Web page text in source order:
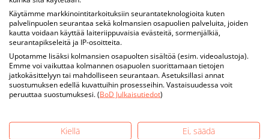
Käytämme markkinointitarkoituksiin seurantateknologioita kuten
palvelinpuolen seurantaa sekä kolmansien osapuolien palveluita, joiden
kautta voidaan käyttää laiteriippuvaisia evästeitä, sormenjälkiä,
seurantapikseleitä ja IP-osoitteita.
Upotamme lisäksi kolmansien osapuolten sisältöä (esim. videoalustoja).
Emme voi vaikuttaa kolmannen osapuolen suorittamaan tietojen
jatkokäsittelyyn tai mahdolliseen seurantaan. Asetuksillasi annat
suostumuksen edellä kuvattuihin prosesseihin. Vastaisuudessa voit
peruuttaa suostumuksesi. (BoD Julkaisutiedot)
Kiellä
Ei, säädä